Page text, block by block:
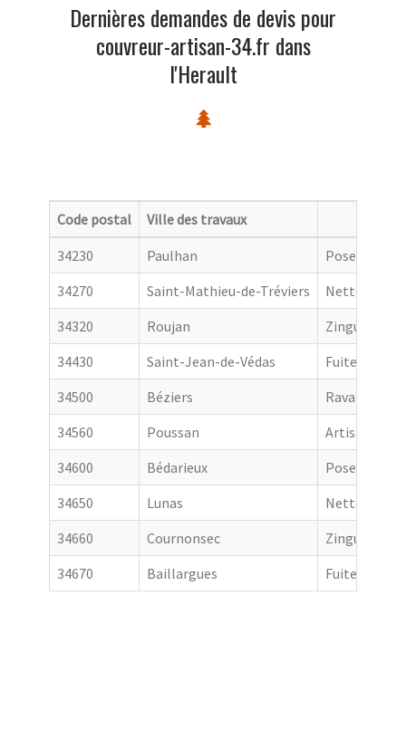
Dernières demandes de devis pour
couvreur-artisan-34.fr dans
l'Herault
Code postal Ville des travaux
34230
Paulhan
Pose de
34270
Saint-Mathieu-de-Tréviers
Nettoyage
34320
Roujan
Zingueur
34430
Saint-Jean-de-Védas
Fuite toiture
34500
Béziers
Ravalement
34560
Poussan
Artisan
34600
Bédarieux
Pose de
34650
Lunas
Nettoyage
34660
Cournonsec
Zingueur
34670
Baillargues Fuite toiture